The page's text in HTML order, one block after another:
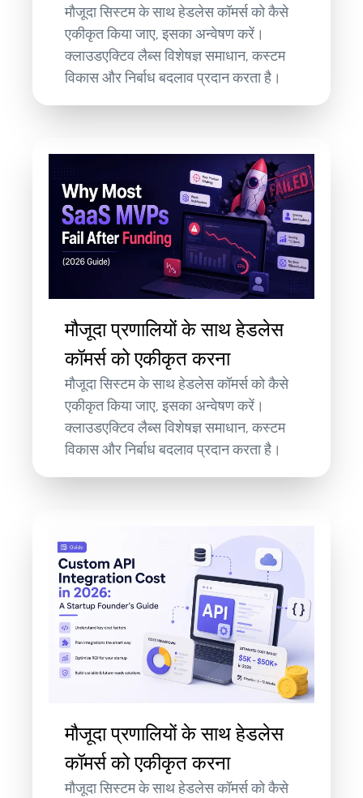
मौजूदा सिस्टम के साथ हेडलेस कॉमर्स को कैसे
एकीकृत किया जाए, इसका अन्वेषण करें।
क्लाउडएक्टिव लैब्स विशेषज्ञ समाधान, कस्टम
विकास और निर्बाध बदलाव प्रदान करता है।
मौजूदा प्रणालियों के साथ हेडलेस
कॉमर्स को एकीकृत करना
मौजूदा सिस्टम के साथ हेडलेस कॉमर्स को कैसे
एकीकृत किया जाए, इसका अन्वेषण करें।
क्लाउडएक्टिव लैब्स विशेषज्ञ समाधान, कस्टम
विकास और निर्बाध बदलाव प्रदान करता है।
मौजूदा प्रणालियों के साथ हेडलेस
कॉमर्स को एकीकृत करना
मौजूदा सिस्टम के साथ हेडलेस कॉमर्स को कैसे